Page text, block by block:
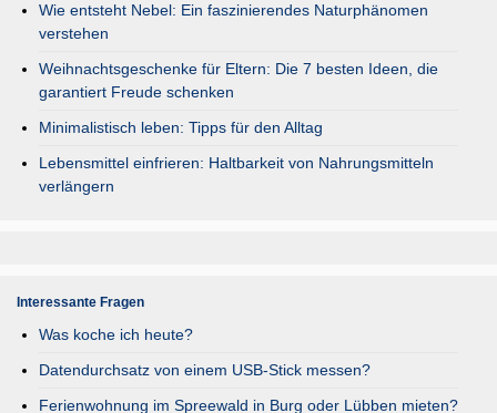
Wie entsteht Nebel: Ein faszinierendes Naturphänomen
verstehen
Weihnachtsgeschenke für Eltern: Die 7 besten Ideen, die
garantiert Freude schenken
Minimalistisch leben: Tipps für den Alltag
Lebensmittel einfrieren: Haltbarkeit von Nahrungsmitteln
verlängern
Interessante Fragen
Was koche ich heute?
Datendurchsatz von einem USB-Stick messen?
Ferienwohnung im Spreewald in Burg oder Lübben mieten?